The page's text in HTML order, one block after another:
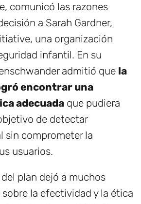
comunicó las razones
a Sarah Gardner,
una organización
infantil. En su
admitió que la
encontrar una
adecuada que pudiera
de detectar
sin comprometer la
usuarios.
plan dejó a muchos
la efectividad y la ética